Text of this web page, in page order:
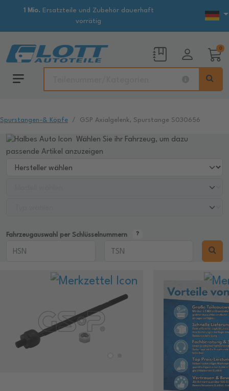
1 Mio.Ersatzteile und Zubehör dauerhaft
vorrätig
0
Spurstangen-& Köpfe GSP Axialgelenk, Spurstange S030656
Wählen Sie ihr Fahrzeug, um dazu
passende Artikel anzuzeigen
Fahrzeugauswahl per Schlüsselnummern